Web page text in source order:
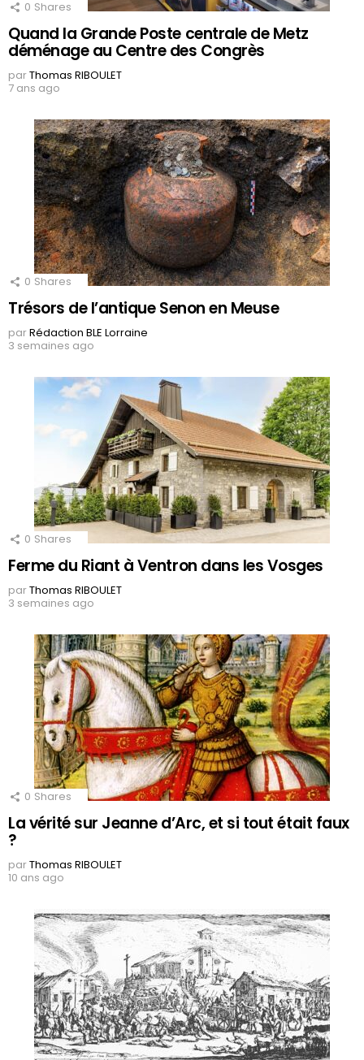
0 Shares
Quand la Grande Poste centrale de Metz
déménage au Centre des Congrès
parThomas RIBOULET
7 ans ago
0 Shares
Trésors de l’antique Senon en Meuse
parRédaction BLE Lorraine
3 semaines ago
0 Shares
Ferme du Riant à Ventron dans les Vosges
parThomas RIBOULET
3 semaines ago
0 Shares
La vérité sur Jeanne d’Arc, et si tout était faux
?
parThomas RIBOULET
10 ans ago